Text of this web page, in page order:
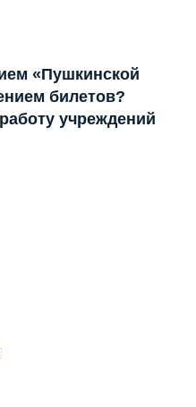
«Пушкинской
билетов?
учреждений